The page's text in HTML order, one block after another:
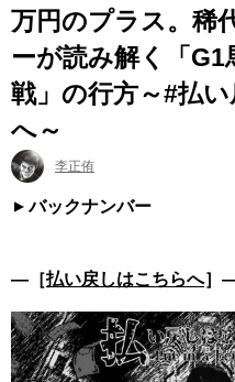
万円のプラス。稀
ーが読み解く「G1
戦」の行方～#払
へ～
李正侑
バックナンバー
―［払い戻しはこちらへ］